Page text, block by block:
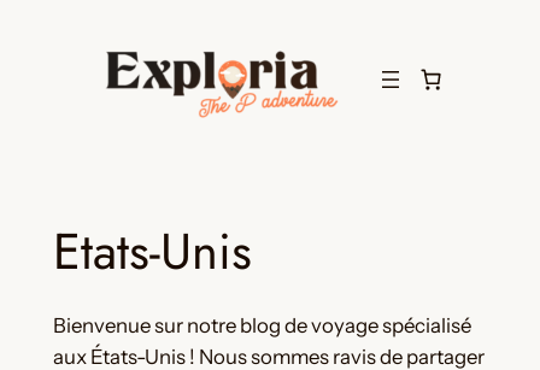
Etats-Unis
Bienvenue sur notre blog de voyage spécialisé
aux États-Unis ! Nous sommes ravis de partager